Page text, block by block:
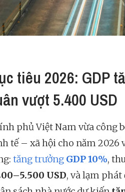
tiêu 2026: GDP
vượt 5.400 USD
phủ Việt Nam vừa công
tế – xã hội cho năm 2026
tăng trưởng GDP 10%,
USD, và lạm